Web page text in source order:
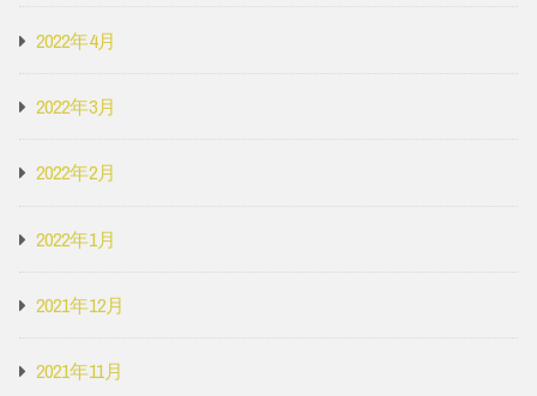
2022年4月
2022年3月
2022年2月
2022年1月
2021年12月
2021年11月